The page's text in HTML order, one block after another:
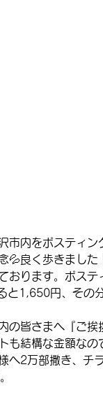
市内をポスティ
💦良く歩きまし
おります。ポス
と1,650円、その
の皆さまへ『ご
も結構な金額なの
へ2万部撒き、チ